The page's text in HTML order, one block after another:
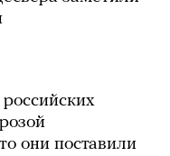
они поставили